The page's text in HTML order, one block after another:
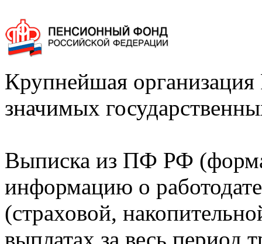
Крупнейшая
значимых
Выписка из ПФ РФ
информацию о
(страховой,
выплатах за весь период